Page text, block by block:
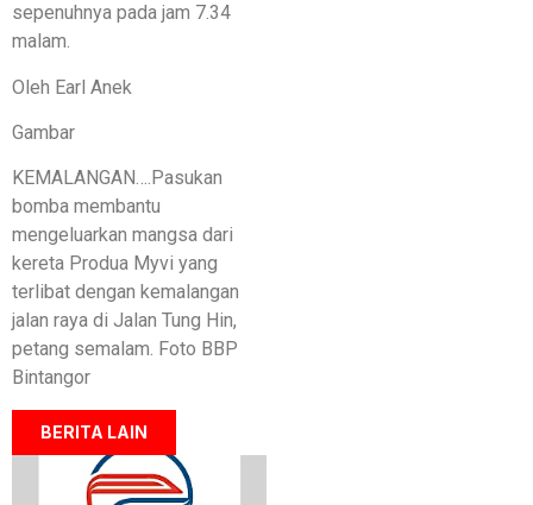
sepenuhnya pada jam 7.34
malam.
Oleh Earl Anek
Gambar
KEMALANGAN….Pasukan
bomba membantu
mengeluarkan mangsa dari
kereta Produa Myvi yang
terlibat dengan kemalangan
jalan raya di Jalan Tung Hin,
petang semalam. Foto BBP
Bintangor
BERITA LAIN